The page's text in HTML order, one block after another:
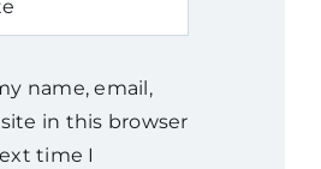
name, email,
in this browser
time I